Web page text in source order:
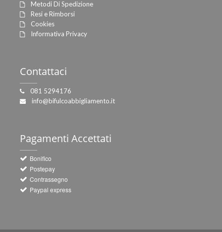
Metodi Di Spedizione
Resi e Rimborsi
Cookies
Informativa Privacy
Contattaci
081 5294176
info@bifulcoabbigliamento.it
Pagamenti Accettati
Bonifico
Postepay
Contrassegno
Paypal express